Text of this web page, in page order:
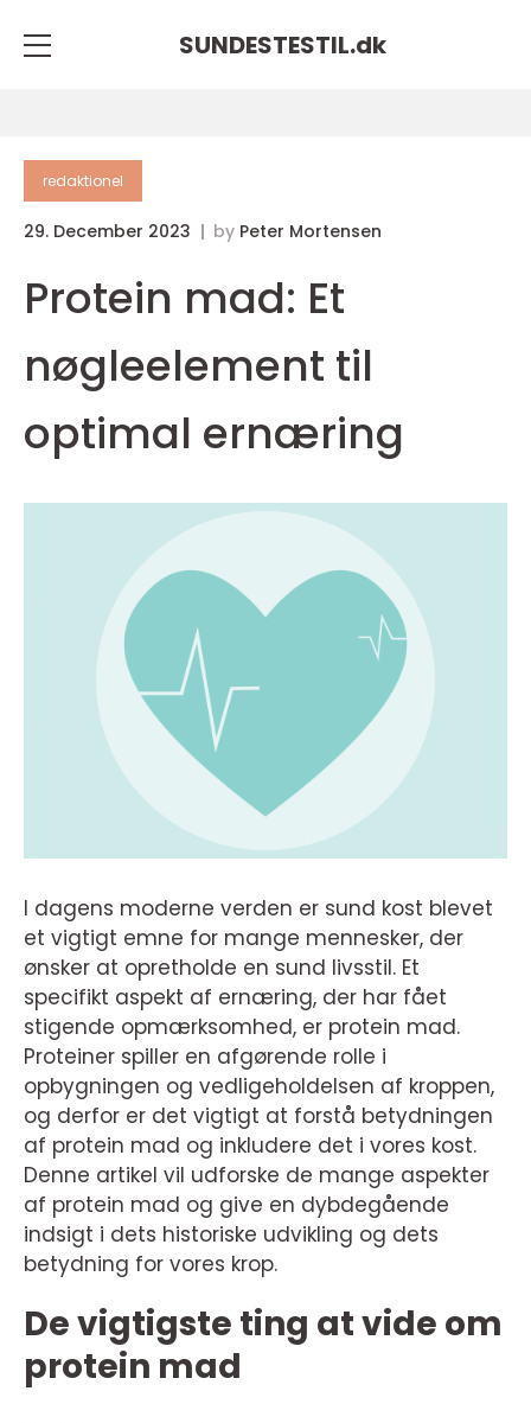
SUNDESTESTIL.dk
redaktionel
29. December 2023 by Peter Mortensen
Protein mad: Et
nøgleelement til
optimal ernæring
I dagens moderne verden er sund kost blevet
et vigtigt emne for mange mennesker, der
ønsker at opretholde en sund livsstil. Et
specifikt aspekt af ernæring, der har fået
stigende opmærksomhed, er protein mad.
Proteiner spiller en afgørende rolle i
opbygningen og vedligeholdelsen af kroppen,
og derfor er det vigtigt at forstå betydningen
af protein mad og inkludere det i vores kost.
Denne artikel vil udforske de mange aspekter
af protein mad og give en dybdegående
indsigt i dets historiske udvikling og dets
betydning for vores krop.
De vigtigste ting at vide om
protein mad